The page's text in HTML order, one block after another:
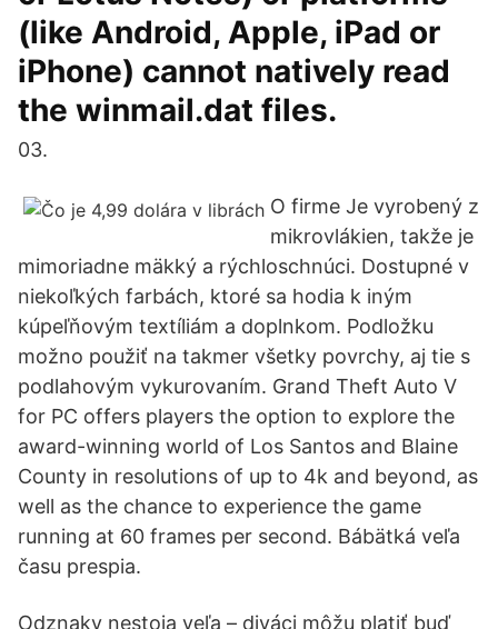
(like Android, Apple, iPad or
iPhone) cannot natively read
the winmail.dat files.
03.
O firme Je vyrobený z
mikrovlákien, takže je
mimoriadne mäkký a rýchloschnúci. Dostupné v
niekoľkých farbách, ktoré sa hodia k iným
kúpeľňovým textíliám a doplnkom. Podložku
možno použiť na takmer všetky povrchy, aj tie s
podlahovým vykurovaním. Grand Theft Auto V
for PC offers players the option to explore the
award-winning world of Los Santos and Blaine
County in resolutions of up to 4k and beyond, as
well as the chance to experience the game
running at 60 frames per second. Bábätká veľa
času prespia.
Odznaky nestoja veľa – diváci môžu platiť buď